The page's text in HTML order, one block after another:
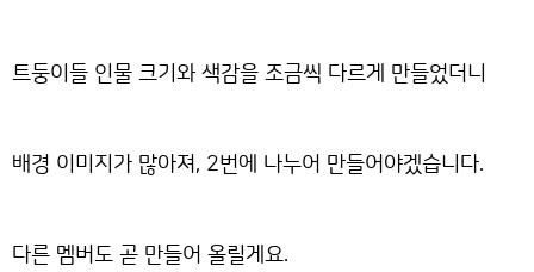
트둥이들 인물 크기와 색감을 조금씩 다르게 만들었더니
배경 이미지가 많아져, 2번에 나누어 만들어야겠습니다.
다른 멤버도 곧 만들어 올릴게요.